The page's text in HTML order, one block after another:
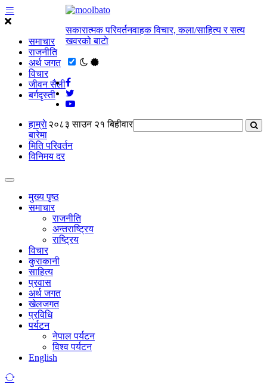
समाचार
राजनीति
अर्थ जगत
विचार
जीवन सैली
बर्गदृस्ती
सकारात्मक परिवर्तनवाहक विचार, कला/साहित्य र सत्य
खवरको बाटाे
२०८३ साउन २१ बिहीवार
हाम्राे
बारेमा
मिति परिवर्तन
विनिमय दर
मुख्य पृष्ठ
समाचार
राजनीति
अन्तराष्ट्रिय
राष्ट्रिय
विचार
कुराकानी
साहित्य
प्रवास
अर्थ जगत
खेलजगत
प्रविधि
पर्यटन
नेपाल पर्यटन
विश्व पर्यटन
English